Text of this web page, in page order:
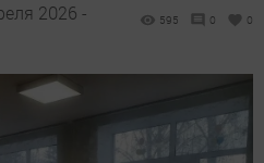
2026 -
595 0 0